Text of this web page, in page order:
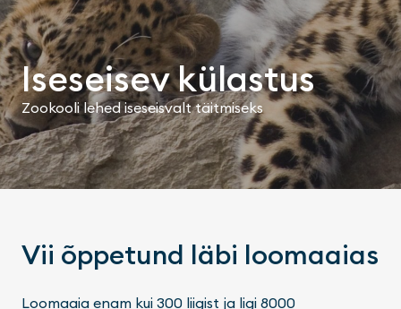
Iseseisev külastus
Zookooli lehed iseseisvalt täitmiseks
Vii õppetund läbi loomaaias
Loomaaia enam kui 300 liigist ja ligi 8000